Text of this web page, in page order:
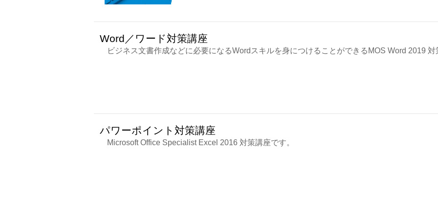
Word／ワード対策講座
ビジネス文書作成などに必要になるWordスキルを身につけることができるMOS Word 2019 対
パワーポイント対策講座
Microsoft Office Specialist Excel 2016 対策講座です。